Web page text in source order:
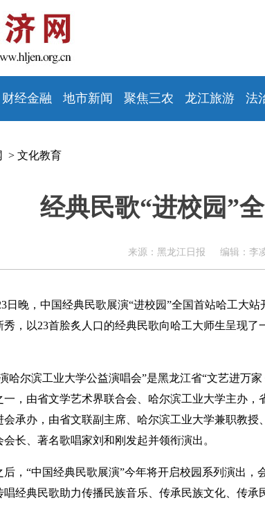
财经金融 地市新闻 聚焦三农 龙江旅游 法
> 文化教育
经典民歌“进校园”
来源：黑龙江日报 编辑：李
日晚，中国经典民歌展演“进校园”全国首站哈工大站
，以23首脍炙人口的经典民歌向哈工大师生呈现了
哈尔滨工业大学公益演唱会”是黑龙江省“文艺进万
，由省文学艺术界联合会、哈尔滨工业大学主办，
承办，由省文联副主席、哈尔滨工业大学兼职教授
长、著名歌唱家刘和刚发起并领衔演出。
，“中国经典民歌展演”今年将开启校园系列演出，
经典民歌助力传播民族音乐、传承民族文化、传承